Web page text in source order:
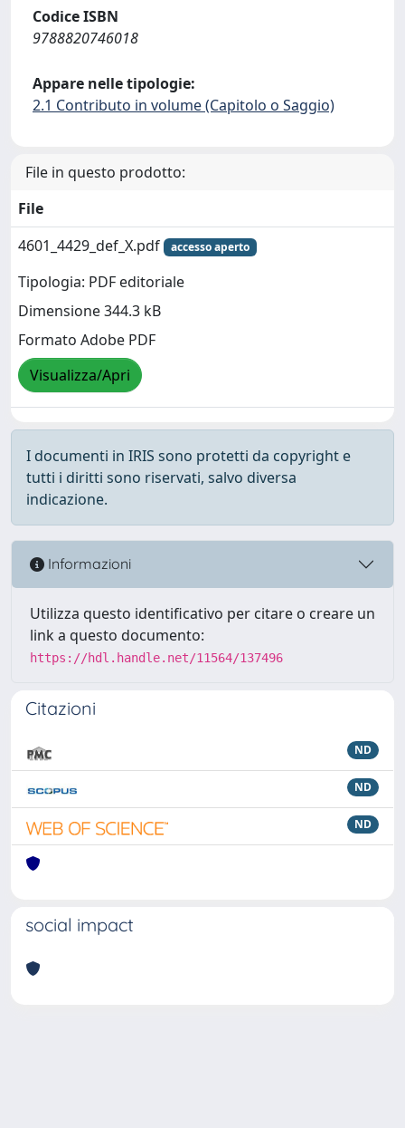
Codice ISBN
9788820746018
Appare nelle tipologie:
2.1 Contributo in volume (Capitolo o Saggio)
File in questo prodotto:
File
4601_4429_def_X.pdf
accesso aperto
Tipologia: PDF editoriale
Dimensione 344.3 kB
Formato Adobe PDF
Visualizza/Apri
I documenti in IRIS sono protetti da copyright e
tutti i diritti sono riservati, salvo diversa
indicazione.
Informazioni
Utilizza questo identificativo per citare o creare un
link a questo documento:
https://hdl.handle.net/11564/137496
Citazioni
ND
ND
ND
social impact